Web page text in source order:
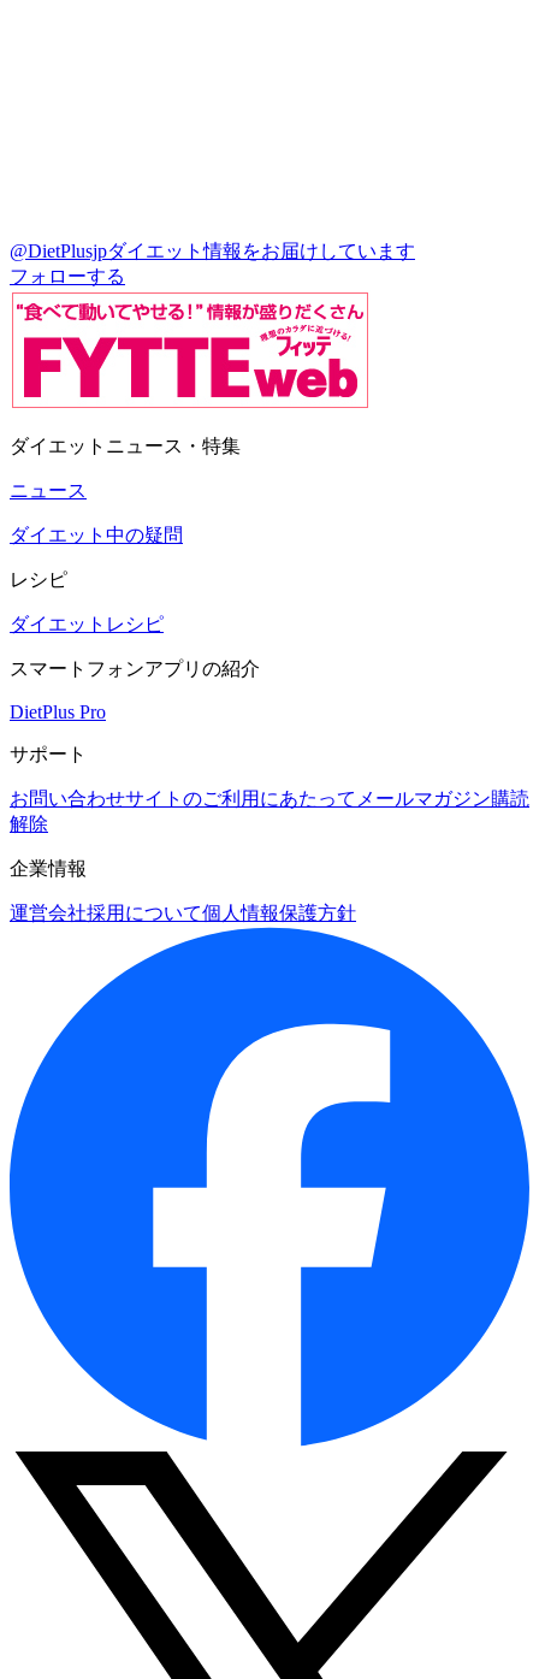
@DietPlusjpダイエット情報をお届けしています
フォローする
ダイエットニュース・特集
ニュース
ダイエット中の疑問
レシピ
ダイエットレシピ
スマートフォンアプリの紹介
DietPlus Pro
サポート
お問い合わせサイトのご利用にあたって メールマガジン購読
解除
企業情報
運営会社採用について個人情報保護方針